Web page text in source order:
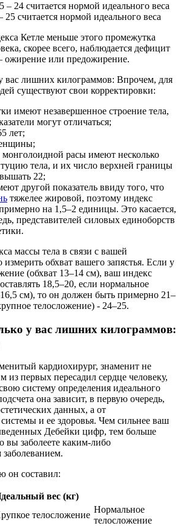
24 считается нормой идеального веса
считается нормой идеального веса
Кетле меньше этого промежутка
скорее всего, наблюдается дефицит
ожирение или предожирение.
вас лишних килограммов: Впрочем, для
существуют свои корректировки:
имеют незавершенное строение тела,
могут отличаться;
лет;
монголоидной расы имеют несколько
тела, и их число верхней границы
22;
другой показатель ввиду того, что
тяжелее жировой, поэтому индекс
на 1,5–2 единицы. Это касается,
представителей силовых единоборств
массы тела в связи с вашей
обхват вашего запястья. Если у
(обхват 13–14 см), ваш индекс
18,5–20, если нормальное
см), то он должен быть примерно 21–
телосложение) - 24–25.
у вас лишних килограммов:
кардиохирург, знаменит не
из первых пересадил сердце человеку,
систему определения идеального
она зависит, в первую очередь,
данных, а от
и ее здоровья. Чем сильнее ваш
Дебейки цифр, тем больше
вы заболеете каким-либо
он составил:
вес (кг)
телосложение
Нормальное
телосложение